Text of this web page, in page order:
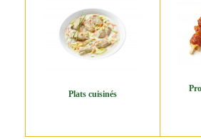
Plats cuisinés